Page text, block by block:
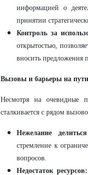
информацией о
принятии
Контроль за
открытостью,
вносить предложения
Вызовы и барьеры на
Несмотря на очевидные
сталкивается с рядом
Нежелание
стремление к
вопросов.
Недостаток ресурсов: